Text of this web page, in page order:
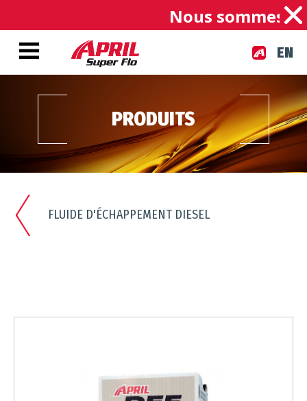
Nous sommes
EN
PRODUITS
FLUIDE D'ÉCHAPPEMENT DIESEL